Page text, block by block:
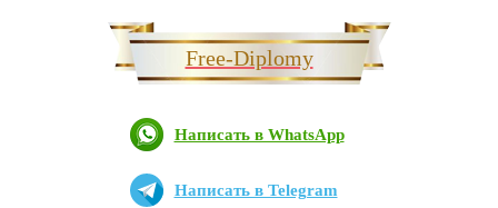
Free-Diplomy
Написать в WhatsApp
Написать в Telegram